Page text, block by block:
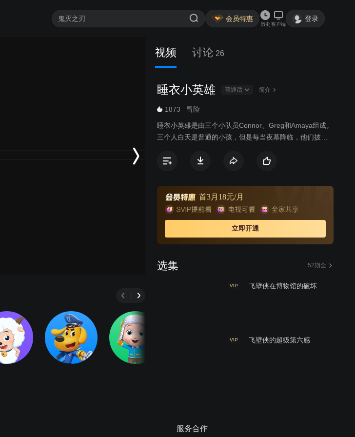
会员特惠
历史 客户端
登录
视频 讨论 26
睡衣小英雄 普通话 简介
1873 冒险
睡衣小英雄是由三个小队员Connor、Greg和Amaya组成。
三个人白天是普通的小孩，但是每当夜幕降临，他们披上
题，并在成长中学会很多知识。
首3月18元/月
立即开通
选集 52期全
VIP 飞壁侠在博物馆的破坏
VIP 飞壁侠的超级第六感
服务合作